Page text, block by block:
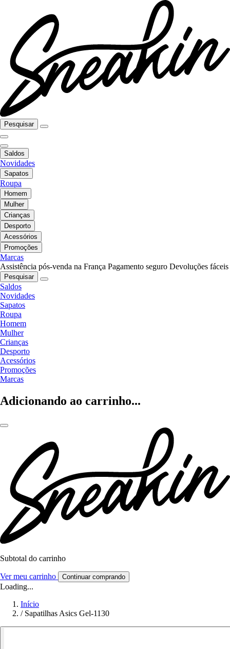
Pesquisar
Saldos
Novidades
Sapatos
Roupa
Homem
Mulher
Crianças
Desporto
Acessórios
Promoções
Marcas
Assistência pós-venda na França Pagamento seguro Devoluções fáceis
Pesquisar
Saldos
Novidades
Sapatos
Roupa
Homem
Mulher
Crianças
Desporto
Acessórios
Promoções
Marcas
Adicionando ao carrinho...
Subtotal do carrinho
Ver meu carrinho Continuar comprando
Loading...
Início
/ Sapatilhas Asics Gel-1130